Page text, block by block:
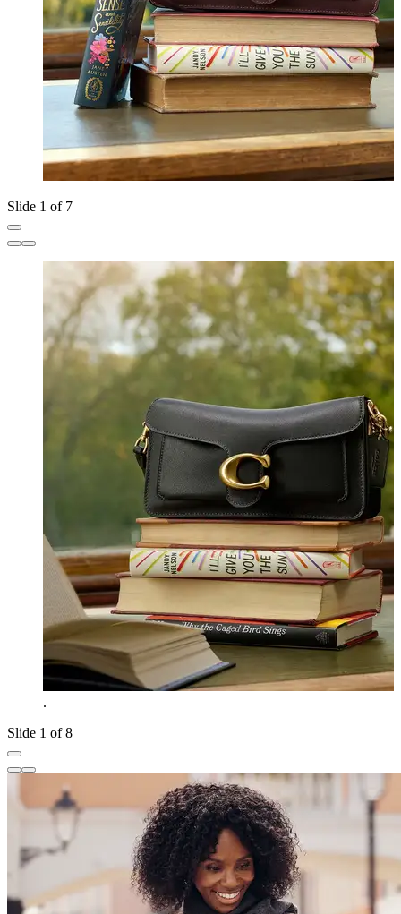
Slide 1 of 7
.
Slide 1 of 8